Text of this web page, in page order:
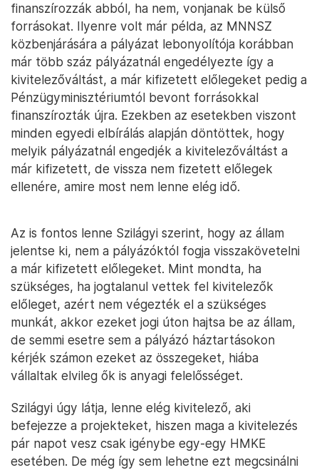
finanszírozzák abból, ha nem, vonjanak be külső
forrásokat. Ilyenre volt már példa, az MNNSZ
közbenjárására a pályázat lebonyolítója korábban
már több száz pályázatnál engedélyezte így a
kivitelezőváltást, a már kifizetett előlegeket pedig a
Pénzügyminisztériumtól bevont forrásokkal
finanszírozták újra. Ezekben az esetekben viszont
minden egyedi elbírálás alapján döntöttek, hogy
melyik pályázatnál engedjék a kivitelezőváltást a
már kifizetett, de vissza nem fizetett előlegek
ellenére, amire most nem lenne elég idő.
Az is fontos lenne Szilágyi szerint, hogy az állam
jelentse ki, nem a pályázóktól fogja visszakövetelni
a már kifizetett előlegeket. Mint mondta, ha
szükséges, ha jogtalanul vettek fel kivitelezők
előleget, azért nem végezték el a szükséges
munkát, akkor ezeket jogi úton hajtsa be az állam,
de semmi esetre sem a pályázó háztartásokon
kérjék számon ezeket az összegeket, hiába
vállaltak elvileg ők is anyagi felelősséget.
Szilágyi úgy látja, lenne elég kivitelező, aki
befejezze a projekteket, hiszen maga a kivitelezés
pár napot vesz csak igénybe egy-egy HMKE
esetében. De még így sem lehetne ezt megcsinálni